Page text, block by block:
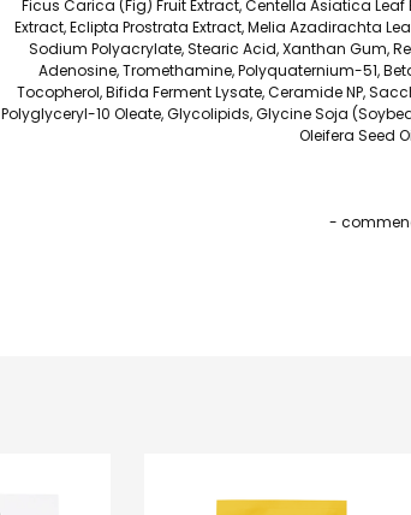
Ficus Carica (Fig) Fruit Extract, Centella Asiatica
Extract, Eclipta Prostrata Extract, Melia Azadirachta
Sodium Polyacrylate, Stearic Acid, Xanthan Gum,
Adenosine, Tromethamine, Polyquaternium-51,
Tocopherol, Bifida Ferment Lysate, Ceramide NP,
Polyglyceryl-10 Oleate, Glycolipids, Glycine Soja
Oleifera Seed
-